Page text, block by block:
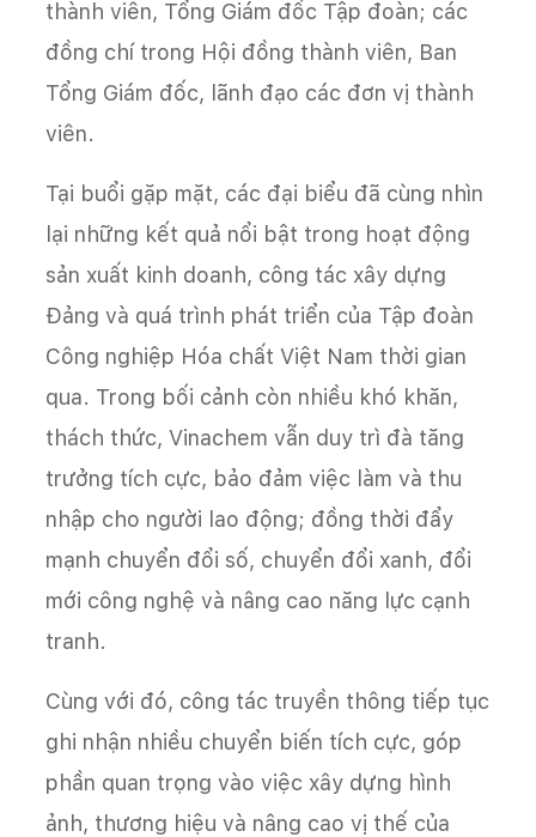
thành viên, Tổng Giám đốc Tập đoàn; các
đồng chí trong Hội đồng thành viên, Ban
Tổng Giám đốc, lãnh đạo các đơn vị thành
viên.
Tại buổi gặp mặt, các đại biểu đã cùng nhìn
lại những kết quả nổi bật trong hoạt động
sản xuất kinh doanh, công tác xây dựng
Đảng và quá trình phát triển của Tập đoàn
Công nghiệp Hóa chất Việt Nam thời gian
qua. Trong bối cảnh còn nhiều khó khăn,
thách thức, Vinachem vẫn duy trì đà tăng
trưởng tích cực, bảo đảm việc làm và thu
nhập cho người lao động; đồng thời đẩy
mạnh chuyển đổi số, chuyển đổi xanh, đổi
mới công nghệ và nâng cao năng lực cạnh
tranh.
Cùng với đó, công tác truyền thông tiếp tục
ghi nhận nhiều chuyển biến tích cực, góp
phần quan trọng vào việc xây dựng hình
ảnh, thương hiệu và nâng cao vị thế của